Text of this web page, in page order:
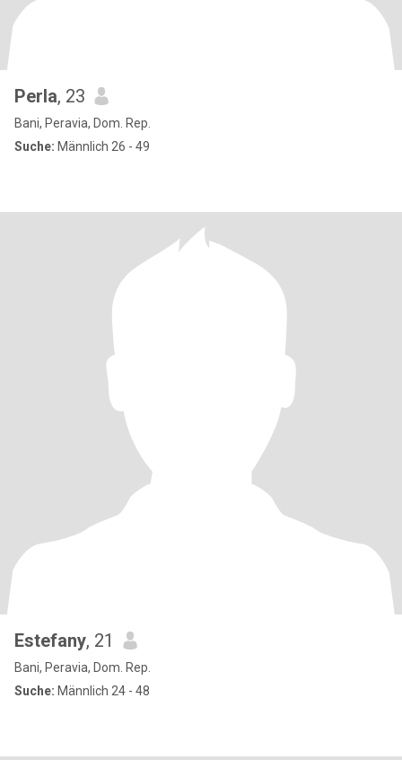
Perla, 23
Bani, Peravia, Dom. Rep.
Suche: Männlich 26 - 49
Estefany, 21
Bani, Peravia, Dom. Rep.
Suche: Männlich 24 - 48